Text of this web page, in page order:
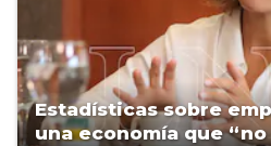
Estadísticas sobre
una economía que “no